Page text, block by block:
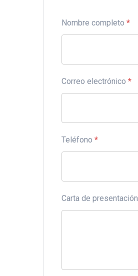
Nombre completo *
Correo electrónico *
Teléfono *
Carta de presentación